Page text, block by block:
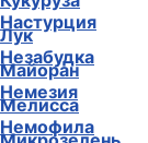
Настурция
Незабудка
Немезия
Немофила
Кукуруза
Лук
Майоран